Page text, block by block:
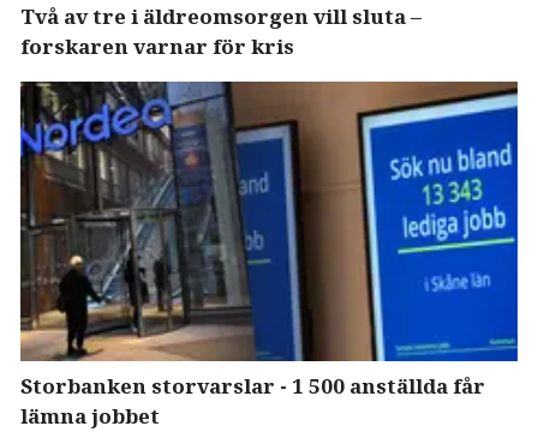
Två av tre i äldreomsorgen vill sluta –
forskaren varnar för kris
Storbanken storvarslar - 1 500 anställda får
lämna jobbet